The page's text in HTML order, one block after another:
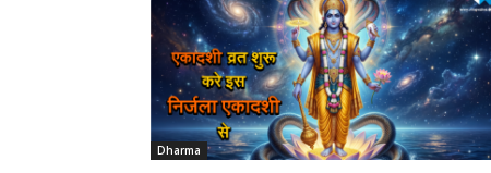
Dharma